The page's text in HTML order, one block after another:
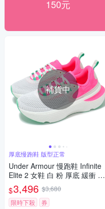
150元
補貨中
厚底慢跑鞋 版型正常
Under Armour 慢跑鞋 Infinite
Elite 2 女鞋 白 粉 厚底 緩衝 輕
量 運動鞋 UA 3028178101
$3,496 $3,680
限時下殺
券